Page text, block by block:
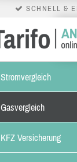
SCHNELL &
Stromvergleich
Gasvergleich
KFZ Versicherung